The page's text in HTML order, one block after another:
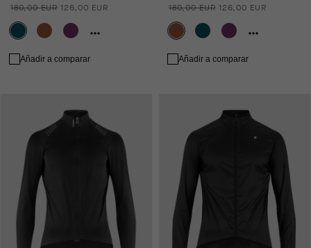
180,00 EUR 126,00 EUR
Añadir a comparar
180,00 EUR 126,00 EUR
Añadir a comparar